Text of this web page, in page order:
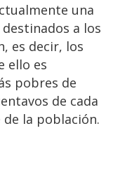
una
a los
es decir, los
ello es
pobres de
de cada
la población.